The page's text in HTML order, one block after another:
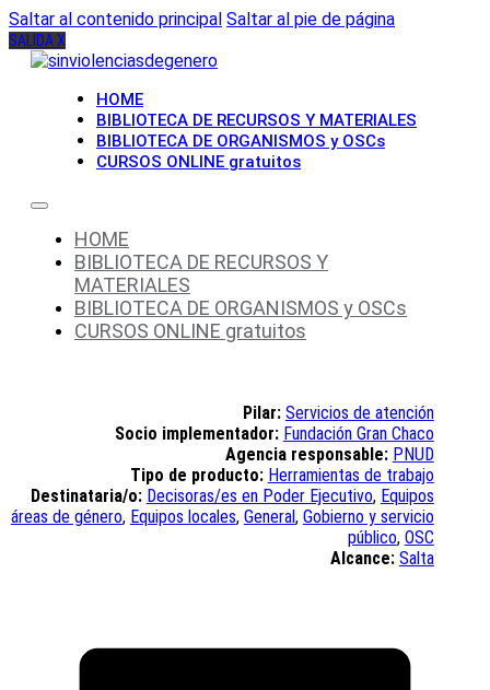
Saltar al contenido principal Saltar al pie de página
SALIDA X
HOME
BIBLIOTECA DE RECURSOS Y MATERIALES
BIBLIOTECA DE ORGANISMOS y OSCs
CURSOS ONLINE gratuitos
HOME
BIBLIOTECA DE RECURSOS Y
MATERIALES
BIBLIOTECA DE ORGANISMOS y OSCs
CURSOS ONLINE gratuitos
Pilar: Servicios de atención
Socio implementador: Fundación Gran Chaco
Agencia responsable: PNUD
Tipo de producto: Herramientas de trabajo
Destinataria/o: Decisoras/es en Poder Ejecutivo, Equipos
áreas de género, Equipos locales, General, Gobierno y servicio
público, OSC
Alcance: Salta